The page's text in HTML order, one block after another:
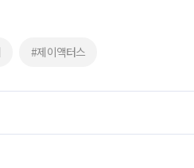
#제이액터스